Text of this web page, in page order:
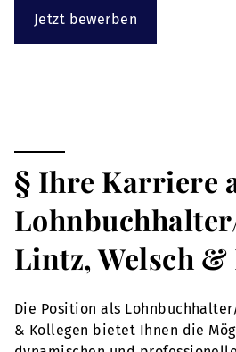
Jetzt bewerben
§ Ihre Karriere
Lintz, Welsch &
Die Position als
& Kollegen bietet Ihnen die